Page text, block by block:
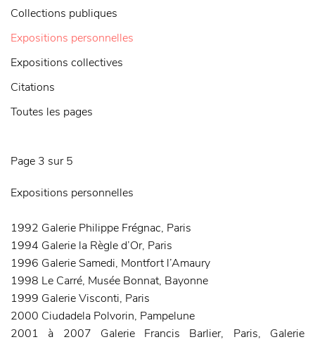
Collections publiques
Expositions personnelles
Expositions collectives
Citations
Toutes les pages
Page 3 sur 5
Expositions personnelles
1992 Galerie Philippe Frégnac, Paris
1994 Galerie la Règle d’Or, Paris
1996 Galerie Samedi, Montfort l’Amaury
1998 Le Carré, Musée Bonnat, Bayonne
1999 Galerie Visconti, Paris
2000 Ciudadela Polvorin, Pampelune
2001 à 2007 Galerie Francis Barlier, Paris, Galerie